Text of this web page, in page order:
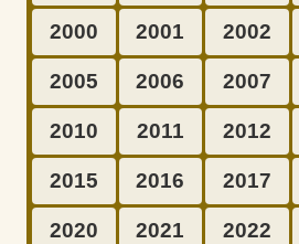
2000 2001 2002
2005 2006 2007
2010 2011 2012
2015 2016 2017
2020 2021 2022